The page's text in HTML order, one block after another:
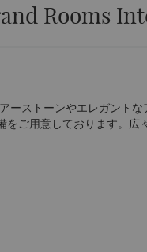
Rooms
ーストーンやエレガント
ご用意しております。広